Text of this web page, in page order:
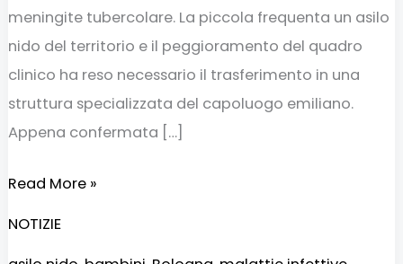
meningite tubercolare. La piccola frequenta un asilo
nido del territorio e il peggioramento del quadro
clinico ha reso necessario il trasferimento in una
struttura specializzata del capoluogo emiliano.
Appena confermata […]
Read More »
NOTIZIE